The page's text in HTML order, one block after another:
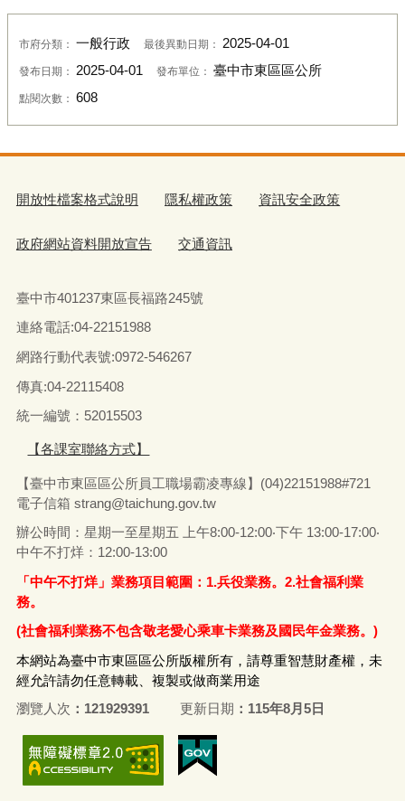
市府分類： 一般行政 最後異動日期： 2025-04-01
發布日期： 2025-04-01 發布單位： 臺中市東區區公所
點閱次數： 608
開放性檔案格式說明 隱私權政策 資訊安全政策
政府網站資料開放宣告 交通資訊
臺中市401237東區長福路245號
連絡電話:04-22151988
網路行動代表號:0972-546267
傳真:04-22115408
統一編號：52015503
【各課室聯絡方式】
【臺中市東區區公所員工職場霸凌專線】(04)22151988#721
電子信箱 strang@taichung.gov.tw
辦公時間：星期一至星期五 上午8:00-12:00‧下午 13:00-17:00‧
中午不打烊：12:00-13:00
「中午不打烊」業務項目範圍：1.兵役業務。2.社會福利業
務。
(社會福利業務不包含敬老愛心乘車卡業務及國民年金業務。)
本網站為臺中市東區區公所版權所有，請尊重智慧財產權，未
經允許請勿任意轉載、複製或做商業用途
瀏覽人次
121929391 更新日期 115年8月5日